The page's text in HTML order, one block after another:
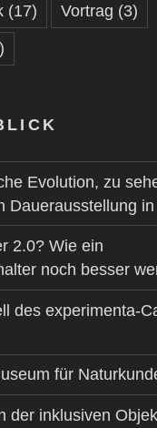
(17) Vortrag (3)
Evolution, zu
Dauerausstellung
2.0? Wie ein
noch besser
des experimenta-
für
der inklusiven